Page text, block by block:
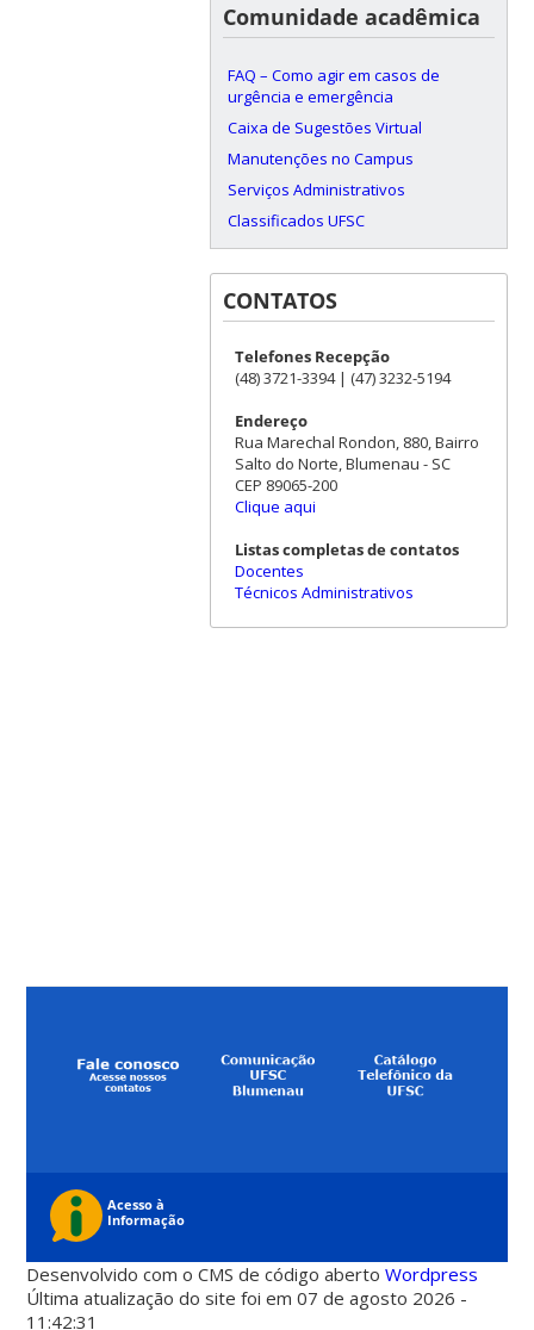
Comunidade acadêmica
FAQ – Como agir em casos de
urgência e emergência
Caixa de Sugestões Virtual
Manutenções no Campus
Serviços Administrativos
Classificados UFSC
CONTATOS
Telefones Recepção
(48) 3721-3394 | (47) 3232-5194
Endereço
Rua Marechal Rondon, 880, Bairro
Salto do Norte, Blumenau - SC
CEP 89065-200
Clique aqui
Listas completas de contatos
Docentes
Técnicos Administrativos
Desenvolvido com o CMS de código abertoWordpress
Última atualização do site foi em 07 de agosto 2026 -
11:42:31